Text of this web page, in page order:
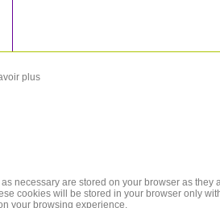
plus
necessary are stored on your browser as they
cookies will be stored in your browser only
your browsing experience.